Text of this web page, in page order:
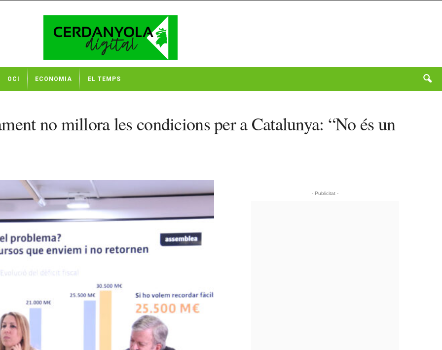
OCI ECONOMIA EL TEMPS
no millora les condicions per a Catalunya: “No és un
- Publicitat -